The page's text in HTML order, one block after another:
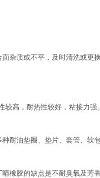
杂质或不平，及时清洗或更换
高，耐热性较好，粘接力强
耐油垫圈、垫片、套管、软
橡胶的缺点是不耐臭氧及芳